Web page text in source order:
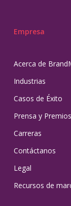
Empresa
Acerca de
Industrias
Casos de Éxito
Prensa y
Carreras
Contáctanos
Legal
Recursos de